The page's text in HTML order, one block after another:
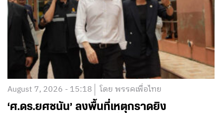
August 7, 2026 - 15:18 โดย พรรคเพื่อไทย
‘ศ.ดร.ยศชนัน’ ลงพื้นที่เหตุกราดยิง